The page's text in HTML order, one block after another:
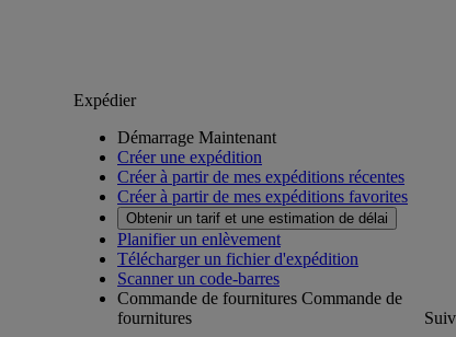
Expédier
Démarrage Maintenant
Créer une expédition
Créer à partir de mes expéditions récentes
Créer à partir de mes expéditions favorites
Obtenir un tarif et une estimation de délai
Planifier un enlèvement
Télécharger un fichier d'expédition
Scanner un code-barres
Commande de fournitures Commande de
fournitures